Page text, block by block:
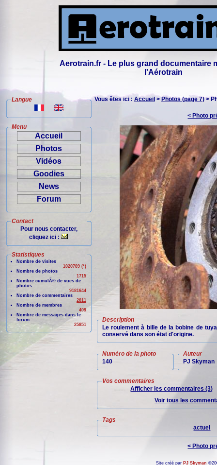
Aerotrain.fr - Le plus grand documentaire
l'Aérotrain
Langue
Menu
Accueil
Photos
Vidéos
Goodies
News
Forum
Contact
Pour nous contacter,
cliquez ici :
Statistiques
Nombre de visites
1020789 (*)
Nombre de photos
1715
Nombre cumulÃ© de vues de
photos
9181644
Nombre de commentaires
2811
Nombre de membres
409
Nombre de messages dans le
forum
25851
Vous êtes ici : Accueil > Photos (page 7)>
< Photo
Description
Le roulement à bille de la bobine de
conservé dans son état d'origine.
Numéro de la photo
140
Auteur
PJ Skyman
Vos commentaires
Afficher les commentaires (3)
Voir tous les
Tags
actuel
< Photo
Site créé par PJ Skyman